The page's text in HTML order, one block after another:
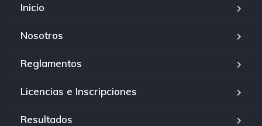
Inicio
Nosotros
Reglamentos
Licencias e Inscripciones
Resultados